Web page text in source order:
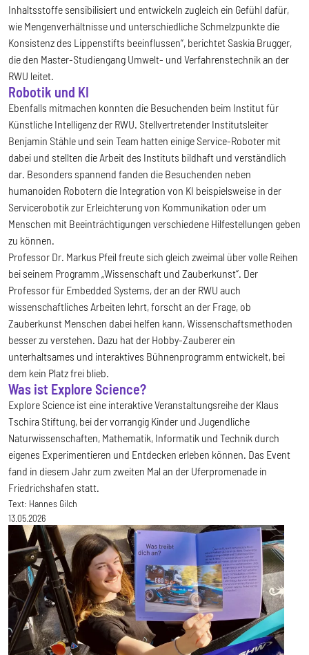
Inhaltsstoffe sensibilisiert und entwickeln zugleich ein Gefühl dafür,
wie Mengenverhältnisse und unterschiedliche Schmelzpunkte die
Konsistenz des Lippenstifts beeinflussen“, berichtet Saskia Brugger,
die den Master-Studiengang Umwelt- und Verfahrenstechnik an der
RWU leitet.
Robotik und KI
Ebenfalls mitmachen konnten die Besuchenden beim Institut für
Künstliche Intelligenz der RWU. Stellvertretender Institutsleiter
Benjamin Stähle und sein Team hatten einige Service-Roboter mit
dabei und stellten die Arbeit des Instituts bildhaft und verständlich
dar. Besonders spannend fanden die Besuchenden neben
humanoiden Robotern die Integration von KI beispielsweise in der
Servicerobotik zur Erleichterung von Kommunikation oder um
Menschen mit Beeinträchtigungen verschiedene Hilfestellungen geben
zu können.
Professor Dr. Markus Pfeil freute sich gleich zweimal über volle Reihen
bei seinem Programm „Wissenschaft und Zauberkunst“. Der
Professor für Embedded Systems, der an der RWU auch
wissenschaftliches Arbeiten lehrt, forscht an der Frage, ob
Zauberkunst Menschen dabei helfen kann, Wissenschaftsmethoden
besser zu verstehen. Dazu hat der Hobby-Zauberer ein
unterhaltsames und interaktives Bühnenprogramm entwickelt, bei
dem kein Platz frei blieb.
Was ist Explore Science?
Explore Science ist eine interaktive Veranstaltungsreihe der Klaus
Tschira Stiftung, bei der vorrangig Kinder und Jugendliche
Naturwissenschaften, Mathematik, Informatik und Technik durch
eigenes Experimentieren und Entdecken erleben können. Das Event
fand in diesem Jahr zum zweiten Mal an der Uferpromenade in
Friedrichshafen statt.
Text: Hannes Gilch
13.05.2026